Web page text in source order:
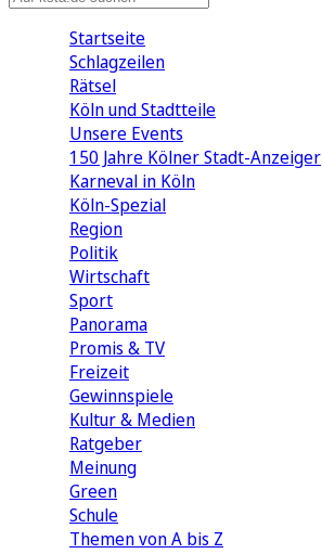
Startseite
Schlagzeilen
Rätsel
Köln und Stadtteile
Unsere Events
150 Jahre Kölner Stadt-Anzeiger
Karneval in Köln
Köln-Spezial
Region
Politik
Wirtschaft
Sport
Panorama
Promis & TV
Freizeit
Gewinnspiele
Kultur & Medien
Ratgeber
Meinung
Green
Schule
Themen von A bis Z